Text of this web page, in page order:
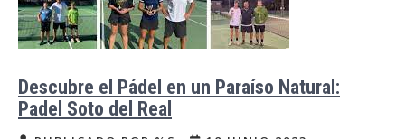
Descubre el Pádel en un Paraíso Natural:
Padel Soto del Real